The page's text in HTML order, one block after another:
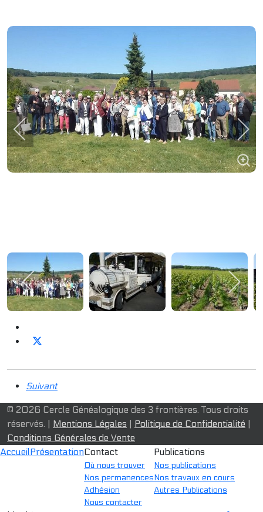
Suivant
© 2026 Cercle Généalogique des 3 frontières. Tous droits
réservés. | Mentions Légales | Politique de Confidentialité |
Conditions Générales de Vente
AccueilPrésentationContact
Où nous trouver
Nos permanences
Adhésion
Nous contacter
Publications
Nos publications
Nos travaux en cours
Autres Publications